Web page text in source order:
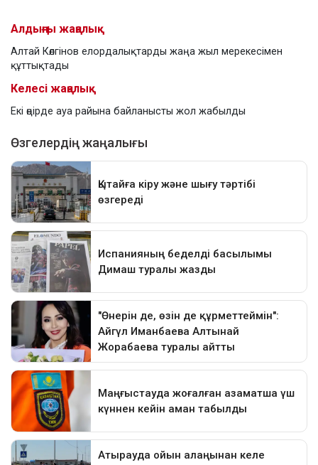
Алдыңғы жаңалық
Алтай Көлгінов елордалықтарды жаңа жыл мерекесімен
құттықтады
Келесі жаңалық
Екі өңірде ауа райына байланысты жол жабылды